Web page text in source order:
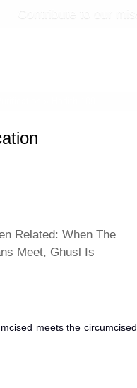
Related: When The
Meet, Ghusl Is
meets the circumcised